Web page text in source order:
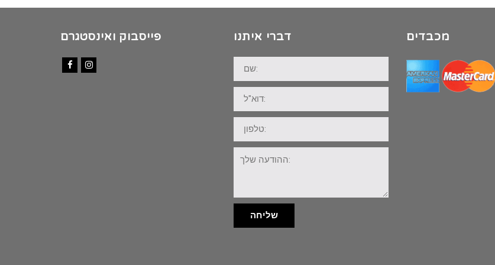
פייסבוק ואינסטגרם דברי איתנו
שם:
דוא"ל:
טלפון:
ההודעה
שלך:
שליחה
מכבדים